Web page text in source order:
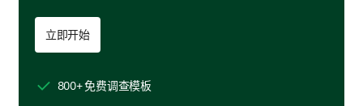
Product/service interest
Have you ever clicked on our social media ads
立即开始
800+ 免费调查模板